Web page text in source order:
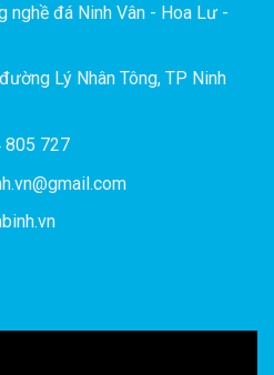
nghề đá Ninh Vân - Hoa Lư -
Lý Nhân Tông, TP Ninh
805 727